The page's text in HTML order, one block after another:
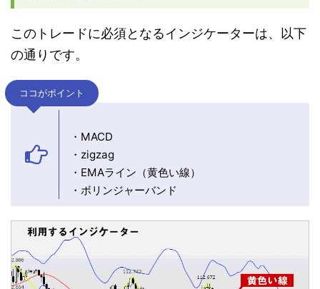
このトレードに必須となるインジケーターは、以下
の通りです。
ココがポイント
・MACD
・zigzag
・EMAライン（黄色い線）
・ボリンジャーバンド